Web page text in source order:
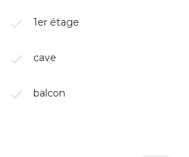
1er étage
cave
balcon